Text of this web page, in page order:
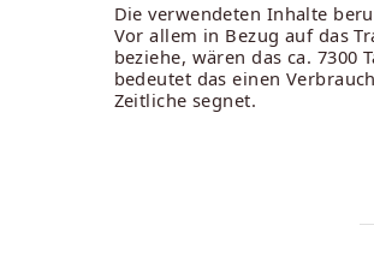
Die verwendeten Inhalte
Vor allem in Bezug auf das
beziehe, wären das ca. 7300
bedeutet das einen
Zeitliche segnet.